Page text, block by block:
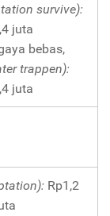
survive):
juta
bebas,
trappen):
juta
Rp1,2